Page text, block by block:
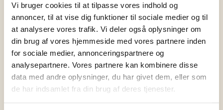
Vi bruger cookies til at tilpasse vores indhold og
annoncer, til at vise dig funktioner til sociale medier og til
at analysere vores trafik. Vi deler også oplysninger om
din brug af vores hjemmeside med vores partnere inden
for sociale medier, annonceringspartnere og
analysepartnere. Vores partnere kan kombinere disse
data med andre oplysninger, du har givet dem, eller som
de har indsamlet fra din brug af deres tjenester.
Hvilket klassetrin ønskes der evt. optagelse i (skal udfyldes)
Elevens navn